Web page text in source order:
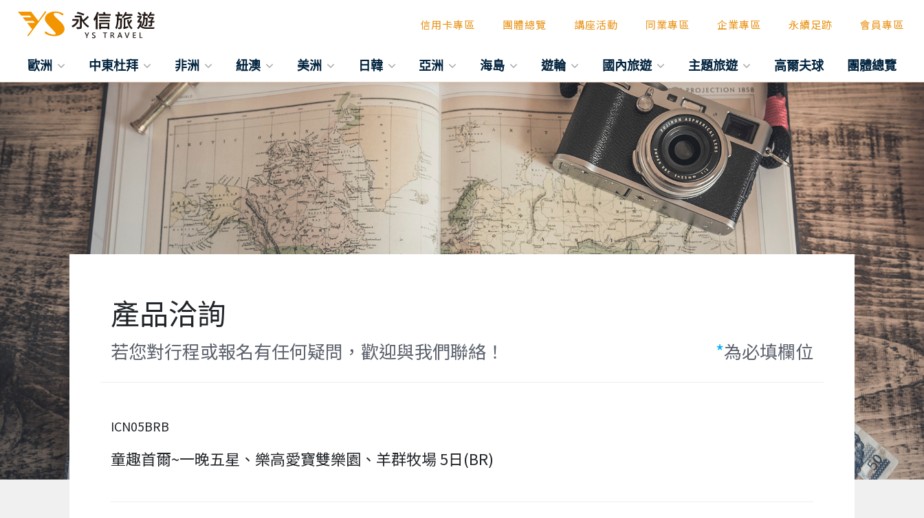
信用卡專區 團體總覽 講座活動 同業專區 企業專區 永續足跡 會員專區
歐洲 中東杜拜 非洲 紐澳 美洲 日韓 亞洲 海島 遊輪 國內旅遊 主題旅遊 高爾夫球 團體總覽
產品洽詢
若您對行程或報名有任何疑問，歡迎與我們聯絡！ *為必填欄位
ICN05BRB
童趣首爾~一晚五星、樂高愛寶雙樂園、羊群牧場 5日(BR)